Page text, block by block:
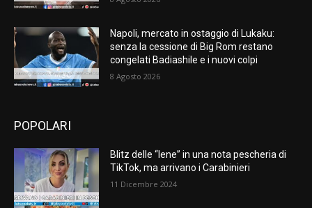
Napoli, mercato in ostaggio di Lukaku:
senza la cessione di Big Rom restano
congelati Badiashile e i nuovi colpi
8 Agosto 2026
POPOLARI
Blitz delle “Iene” in una nota pescheria di
TikTok, ma arrivano i Carabinieri
11 Dicembre 2024